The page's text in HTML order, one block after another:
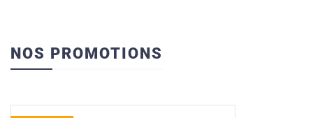
NOS PROMOTIONS